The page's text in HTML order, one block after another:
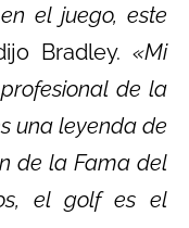
el juego, este
Bradley.«Mi
de la
una leyenda de
de la Fama del
el golf es el